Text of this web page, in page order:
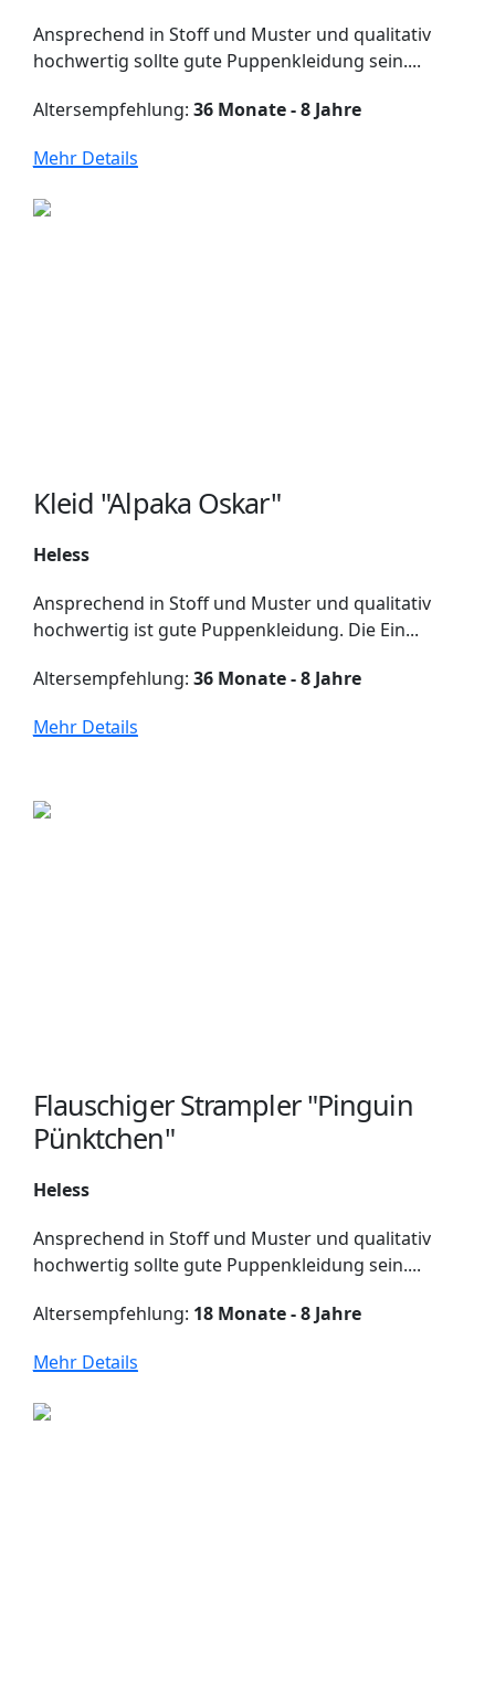
Ansprechend in Stoff und Muster und qualitativ
hochwertig sollte gute Puppenkleidung sein....
Altersempfehlung: 36 Monate - 8 Jahre
Mehr Details
Kleid "Alpaka Oskar"
Heless
Ansprechend in Stoff und Muster und qualitativ
hochwertig ist gute Puppenkleidung. Die Ein...
Altersempfehlung: 36 Monate - 8 Jahre
Mehr Details
Flauschiger Strampler "Pinguin
Pünktchen"
Heless
Ansprechend in Stoff und Muster und qualitativ
hochwertig sollte gute Puppenkleidung sein....
Altersempfehlung: 18 Monate - 8 Jahre
Mehr Details